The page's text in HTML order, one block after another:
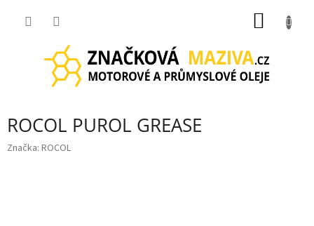
ROCOL PUROL GREASE
Značka: ROCOL